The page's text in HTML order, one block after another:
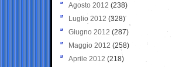
Agosto 2012 (238)
Luglio 2012 (328)
Giugno 2012 (287)
Maggio 2012 (258)
Aprile 2012 (218)